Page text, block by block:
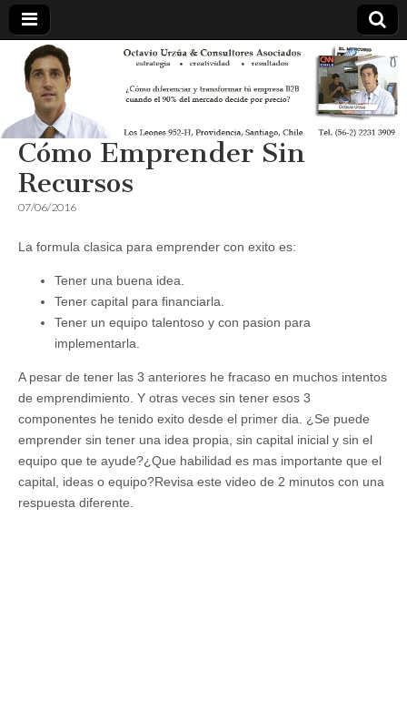
Cómo Emprender Sin
Recursos
07/06/2016
La formula clasica para emprender con exito es:
Tener una buena idea.
Tener capital para financiarla.
Tener un equipo talentoso y con pasion para
implementarla.
A pesar de tener las 3 anteriores he fracaso en muchos intentos
de emprendimiento. Y otras veces sin tener esos 3
componentes he tenido exito desde el primer dia. ¿Se puede
emprender sin tener una idea propia, sin capital inicial y sin el
equipo que te ayude?¿Que habilidad es mas importante que el
capital, ideas o equipo?Revisa este video de 2 minutos con una
respuesta diferente.